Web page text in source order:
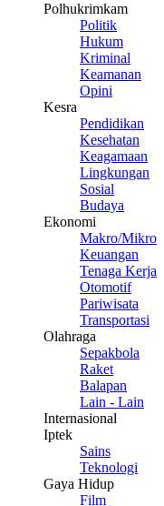
Polhukrimkam
Politik
Hukum
Kriminal
Keamanan
Opini
Kesra
Pendidikan
Kesehatan
Keagamaan
Lingkungan
Sosial
Budaya
Ekonomi
Makro/Mikro
Keuangan
Tenaga Kerja
Otomotif
Pariwisata
Transportasi
Olahraga
Sepakbola
Raket
Balapan
Lain - Lain
Internasional
Iptek
Sains
Teknologi
Gaya Hidup
Film